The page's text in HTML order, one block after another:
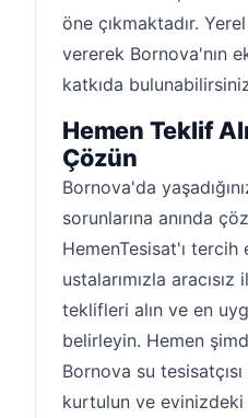
öne çıkmaktadır.
vererek Bornova'nın
katkıda
Hemen Teklif
Çözün
Bornova'da
sorunlarına anında
HemenTesisat'ı tercih
ustalarımızla
teklifleri alın ve en
belirleyin. Hemen
Bornova su tesisatçısı
kurtulun ve evinizdeki